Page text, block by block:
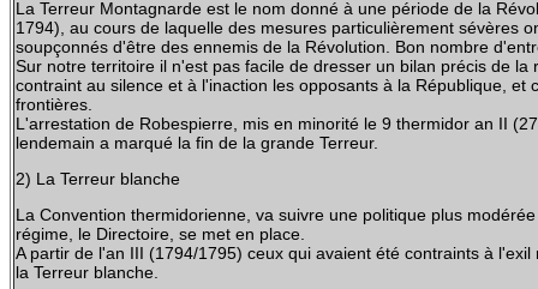
La Terreur Montagnarde est le nom donné à une période de la
1794), au cours de laquelle des mesures particulièrement sévères
soupçonnés d'être des ennemis de la Révolution. Bon nombre
Sur notre territoire il n'est pas facile de dresser un bilan précis de
contraint au silence et à l'inaction les opposants à la République, et
frontières.
L'arrestation de Robespierre, mis en minorité le 9 thermidor an II
lendemain a marqué la fin de la grande Terreur.
2) La Terreur blanche
La Convention thermidorienne, va suivre une politique plus
régime, le Directoire, se met en place.
A partir de l'an III (1794/1795) ceux qui avaient été contraints à
la Terreur blanche.